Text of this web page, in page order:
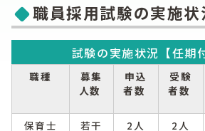
職員採用試験の実施状
試験の実施状況【任期
職種
募集
人数
申込
者数
受験
者数
保育士
若干
2人 2人